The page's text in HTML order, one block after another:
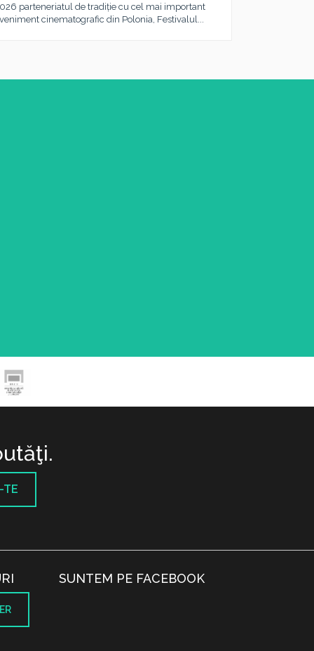
parteneriatul de tradiție cu cel mai important
cinematografic din Polonia, Festivalul...
TE
SUNTEM PE FACEBOOK